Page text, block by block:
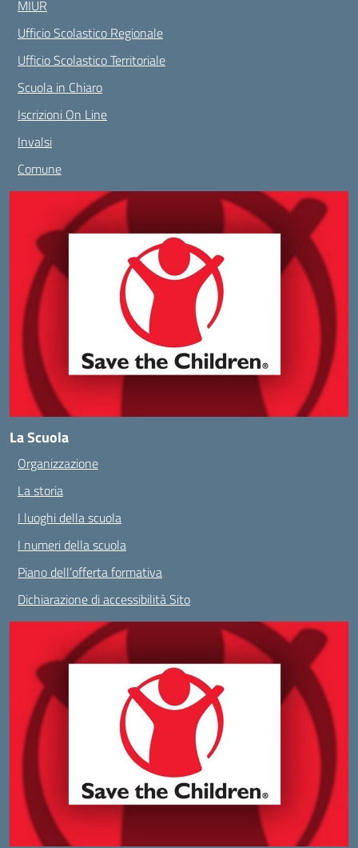
MIUR
Ufficio Scolastico Regionale
Ufficio Scolastico Territoriale
Scuola in Chiaro
Iscrizioni On Line
Invalsi
Comune
La Scuola
Organizzazione
La storia
I luoghi della scuola
I numeri della scuola
Piano dell’offerta formativa
Dichiarazione di accessibilità Sito